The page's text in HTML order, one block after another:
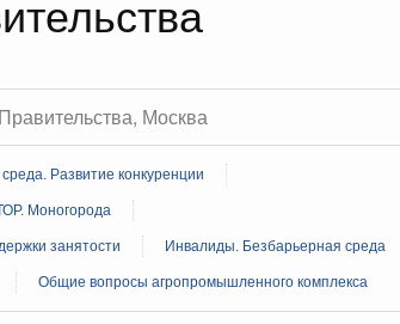
Москва
Развитие конкуренции
Моногорода
занятости Инвалиды. Безбарьерная среда
Общие вопросы агропромышленного комплекса
развитие
Регулирование
Жильё и города
Промышленность
Сельское хозяйство
проекты